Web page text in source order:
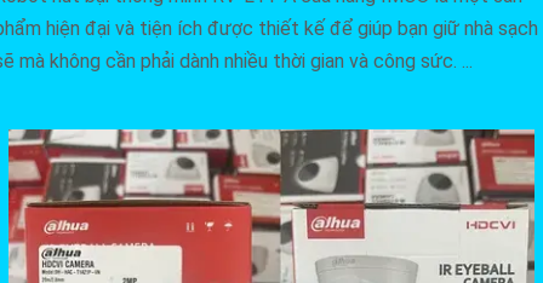
hiện đại và tiện ích được thiết kế để giúp bạn giữ nhà sạch
mà không cần phải dành nhiều thời gian và công sức. ...